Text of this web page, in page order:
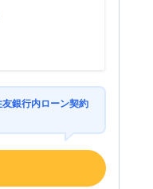
銀行内ローン契約